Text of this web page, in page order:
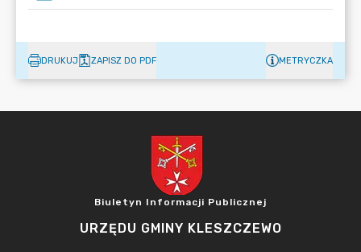
DRUKUJ ZAPISZ DO PDF METRYCZKA
Biuletyn Informacji Publicznej
URZĘDU GMINY KLESZCZEWO